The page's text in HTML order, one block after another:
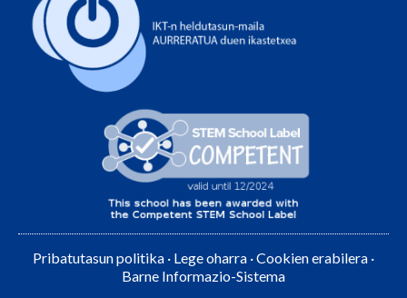
Pribatutasun politika · Lege oharra ·Cookien erabilera ·
Barne Informazio-Sistema